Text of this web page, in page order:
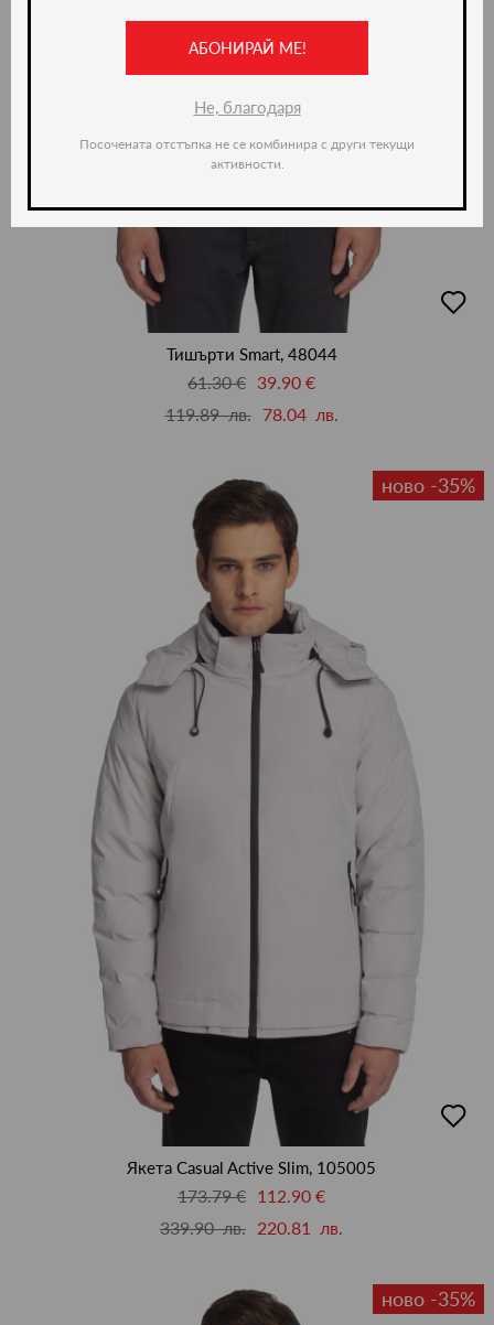
в
Тишърти Smart, 48044
61.30 € 39.90 €
119.89 лв.
78.04 лв.
ново -35%
в
Якета Casual Active Slim, 105005
173.79 € 112.90 €
339.90 лв. 220.81 лв.
ново -35%
АБОНИРАЙ МЕ!
Не, благодаря
Посочената отстъпка не се комбинира с други текущи
активности.